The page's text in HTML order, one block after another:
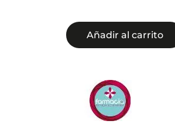
Añadir al carrito